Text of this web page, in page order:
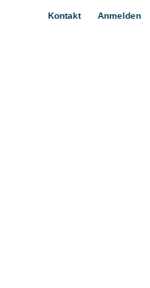
Kontakt| Anmelden